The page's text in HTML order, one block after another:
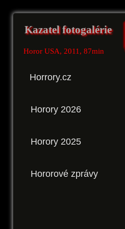
Kazatel fotogalérie
Horor USA, 2011, 87min
Horrory.cz
Horory 2026
Horory 2025
Hororové zprávy